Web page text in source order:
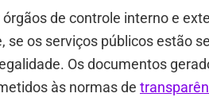
de controle interno e
se os serviços públicos estão
Os documentos
às normas de